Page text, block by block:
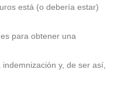
está (o debería estar)
para obtener una
y, de ser así,